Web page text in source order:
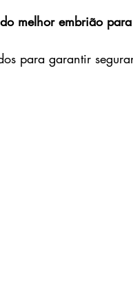
melhor embrião
para garantir